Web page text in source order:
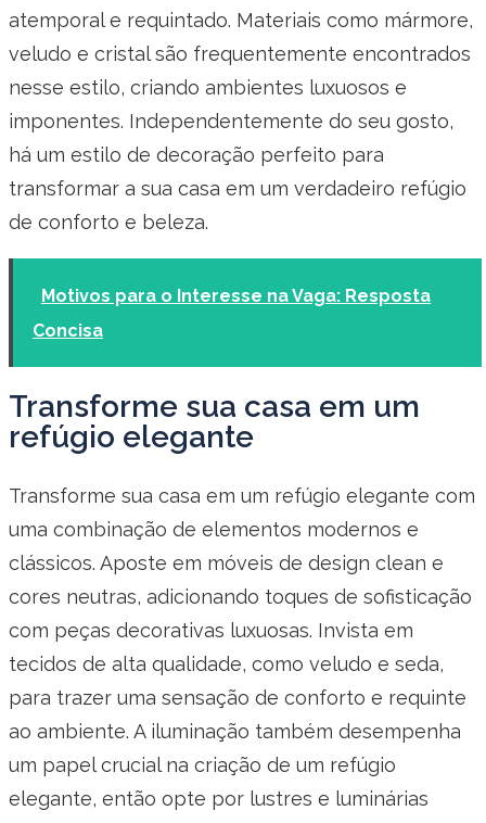
atemporal e requintado. Materiais como mármore,
veludo e cristal são frequentemente encontrados
nesse estilo, criando ambientes luxuosos e
imponentes. Independentemente do seu gosto,
há um estilo de decoração perfeito para
transformar a sua casa em um verdadeiro refúgio
de conforto e beleza.
Motivos para o Interesse na Vaga: Resposta
Concisa
Transforme sua casa em um
refúgio elegante
Transforme sua casa em um refúgio elegante com
uma combinação de elementos modernos e
clássicos. Aposte em móveis de design clean e
cores neutras, adicionando toques de sofisticação
com peças decorativas luxuosas. Invista em
tecidos de alta qualidade, como veludo e seda,
para trazer uma sensação de conforto e requinte
ao ambiente. A iluminação também desempenha
um papel crucial na criação de um refúgio
elegante, então opte por lustres e luminárias